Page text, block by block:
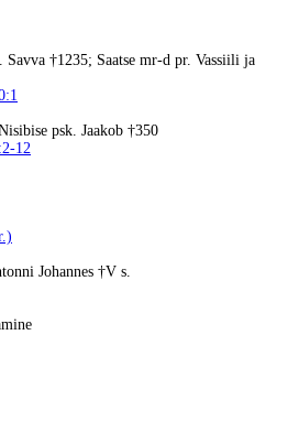
†1235; Saatse mr-d pr. Vassiili ja
psk. Jaakob †350
12
Johannes †V s.